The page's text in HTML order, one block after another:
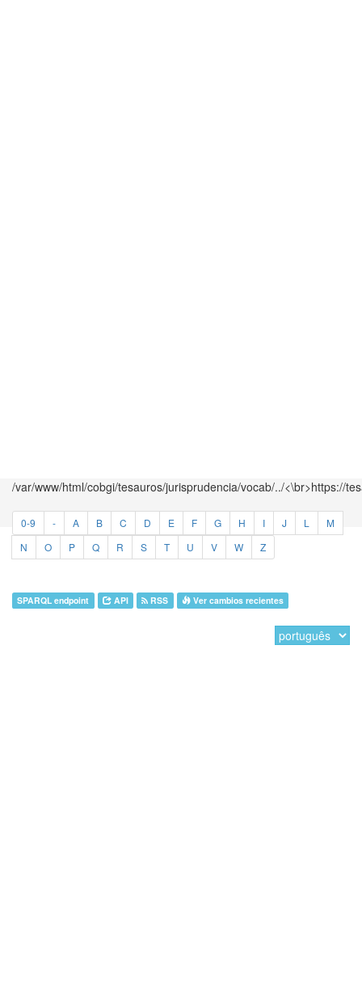
/var/www/html/cobgi/tesauros/jurisprudencia/vocab/../<\br>https://
0-9 - A B C D E F G H I J L
M
N
O P Q R S T U V W Z
SPARQL endpoint API RSS Ver cambios recientes